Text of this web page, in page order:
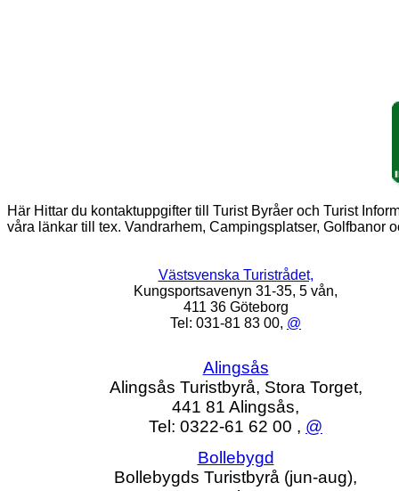
Här Hittar du kontaktuppgifter till Turist Byråer och Turist
våra länkar till tex. Vandrarhem, Campingsplatser, Golfbanor
Västsvenska Turistrådet,
Kungsportsavenyn 31-35, 5 vån,
411 36 Göteborg
Tel: 031-81 83 00, @
Alingsås
Alingsås Turistbyrå, Stora Torget,
441 81 Alingsås,
Tel: 0322-61 62 00 , @
Bollebygd
Bollebygds Turistbyrå (jun-aug),